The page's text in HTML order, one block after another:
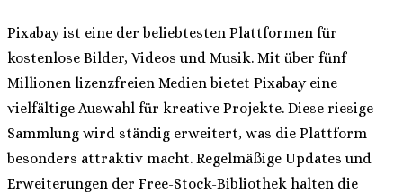
Pixabay ist eine der beliebtesten Plattformen für
kostenlose Bilder, Videos und Musik. Mit über fünf
Millionen lizenzfreien Medien bietet Pixabay eine
vielfältige Auswahl für kreative Projekte. Diese riesige
Sammlung wird ständig erweitert, was die Plattform
besonders attraktiv macht. Regelmäßige Updates und
Erweiterungen der Free-Stock-Bibliothek halten die